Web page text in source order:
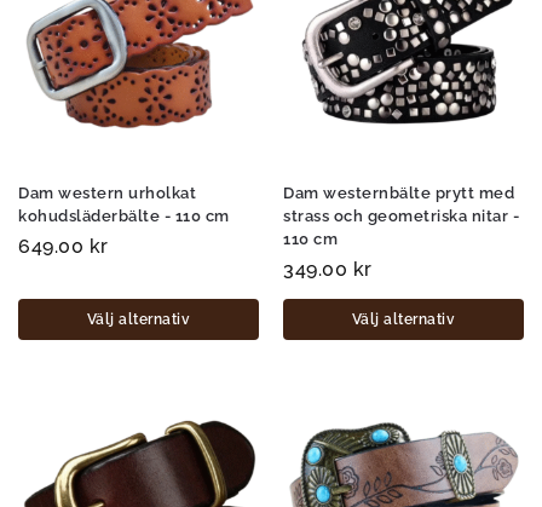
Dam western urholkat
kohudsläderbälte - 110 cm
649.00 kr
Välj alternativ
Dam westernbälte prytt med
strass och geometriska nitar -
110 cm
349.00 kr
Välj alternativ